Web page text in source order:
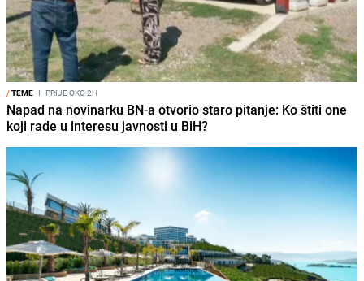
/TEME I PRIJE OKO 2H
Napad na novinarku BN-a otvorio staro pitanje: Ko štiti one
koji rade u interesu javnosti u BiH?